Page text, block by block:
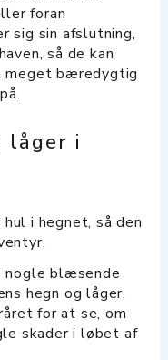
foran
sig sin afslutning,
så de kan
meget bæredygtig
låger i
i hegnet, så den
nogle blæsende
hegn og låger.
for at se, om
skader i løbet af